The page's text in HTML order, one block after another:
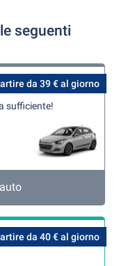
seguenti
da 39 € al giorno
sufficiente!
da 40 € al giorno